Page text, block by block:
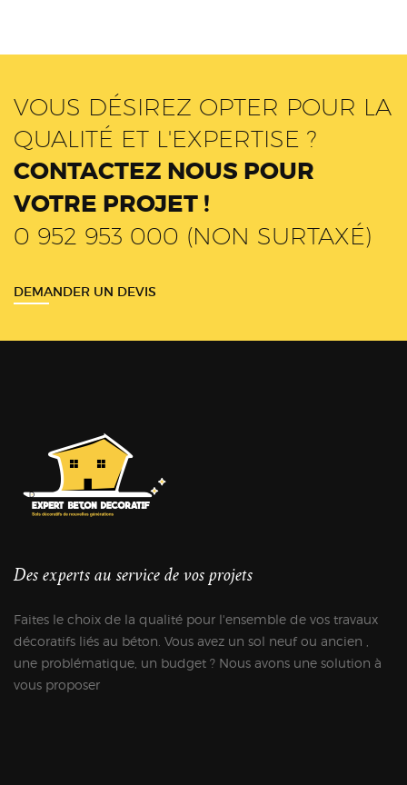
VOUS DÉSIREZ OPTER POUR LA
QUALITÉ ET L'EXPERTISE ?
CONTACTEZ NOUS POUR
VOTRE PROJET !
0 952 953 000 (NON SURTAXÉ)
DEMANDER UN DEVIS
Des experts au service de vos projets
Faites le choix de la qualité pour l'ensemble de vos travaux
décoratifs liés au béton. Vous avez un sol neuf ou ancien ,
une problématique, un budget ? Nous avons une solution à
vous proposer